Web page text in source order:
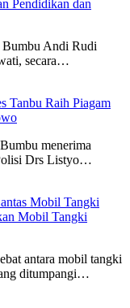
Pendidikan dan
Andi Rudi
secara…
Tanbu Raih Piagam
menerima
Drs Listyo…
Mobil Tangki
Mobil Tangki
antara mobil tangki
ditumpangi…